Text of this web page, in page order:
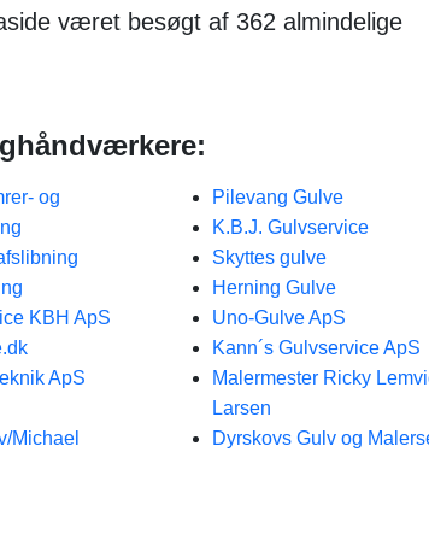
været besøgt af 362 almindelige
og
KBH ApS
ApS
Michael
Pilevang Gulve
K.B.J. Gulvservice
Skyttes gulve
Herning Gulve
Uno-Gulve ApS
Kann´s Gulvservice ApS
Malermester Ricky
Larsen
Dyrskovs Gulv og